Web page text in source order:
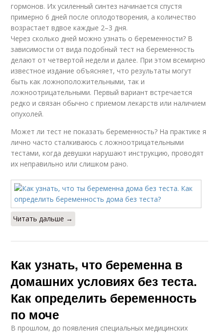
гормонов. Их усиленный синтез начинается спустя
примерно 6 дней после оплодотворения, а количество
возрастает вдвое каждые 2–3 дня.
Через сколько дней можно узнать о беременности? В
зависимости от вида подобный тест на беременность
делают от четвертой недели и далее. При этом всемирно
известное издание объясняет, что результаты могут
быть как ложноположительными, так и
ложноотрицательными. Первый вариант встречается
редко и связан обычно с приемом лекарств или наличием
опухолей.
Может ли тест не показать беременность? На практике я
лично часто сталкиваюсь с ложноотрицательными
тестами, когда девушки нарушают инструкцию, проводят
их неправильно или слишком рано.
Читать дальше →
Как узнать, что беременна в
домашних условиях без теста.
Как определить беременность
по моче
В прошлом, до появления специальных медицинских